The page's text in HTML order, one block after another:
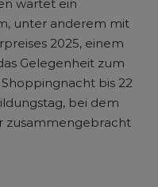
wartet ein
unter anderem mit
2025, einem
Gelegenheit zum
bis 22
bei dem
zusammengebracht